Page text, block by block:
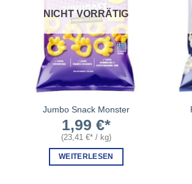
NICHT VORRÄTIG
Jumbo Snack Monster
1,99 €
(23,41 € / kg)
WEITERLESEN